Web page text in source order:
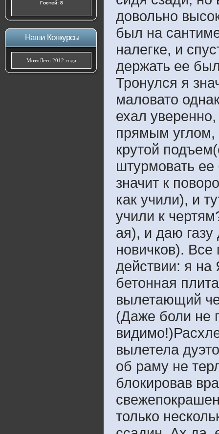
Гостей: 8
Наши Конкурсы
МотоЛето 2012 года
довольно
был на
налегке, и
держать ее
Тронулся я
маловато
ехал
прямым углом,
крутой
штурмовать
значит к
как учили), и
учили к
ая), и даю газу
новичков).
действии: я на
бетонная
вылетающий
(Даже боли не
вылетела
об раму не
блокировав
только